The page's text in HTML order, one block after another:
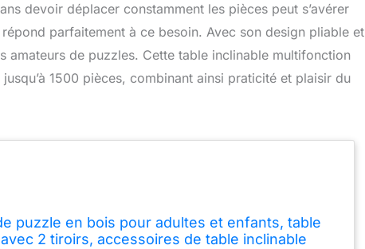
devoir déplacer constamment les pièces peut s’avérer
parfaitement à ce besoin. Avec son design pliable et
de puzzles. Cette table inclinable multifonction
1500 pièces, combinant ainsi praticité et plaisir du
puzzle en bois pour adultes et enfants, table
2 tiroirs, accessoires de table inclinable